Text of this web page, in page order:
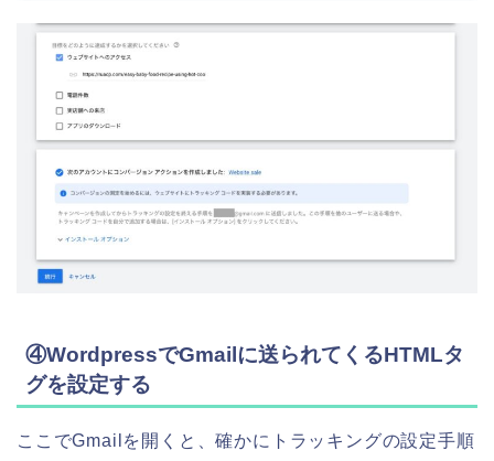
④WordpressでGmailに送られてくるHTMLタ
グを設定する
ここでGmailを開くと、確かにトラッキングの設定手順